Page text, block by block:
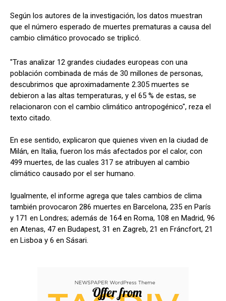
Según los autores de la investigación, los datos muestran
que el número esperado de muertes prematuras a causa del
cambio climático provocado se triplicó.
"Tras analizar 12 grandes ciudades europeas con una
población combinada de más de 30 millones de personas,
descubrimos que aproximadamente 2.305 muertes se
debieron a las altas temperaturas, y el 65 % de estas, se
relacionaron con el cambio climático antropogénico", reza el
texto citado.
En ese sentido, explicaron que quienes viven en la ciudad de
Milán, en Italia, fueron los más afectados por el calor, con
499 muertes, de las cuales 317 se atribuyen al cambio
climático causado por el ser humano.
Igualmente, el informe agrega que tales cambios de clima
también provocaron 286 muertes en Barcelona, ​​235 en París
y 171 en Londres; además de 164 en Roma, 108 en Madrid, 96
en Atenas, 47 en Budapest, 31 en Zagreb, 21 en Fráncfort, 21
en Lisboa y 6 en Sásari.